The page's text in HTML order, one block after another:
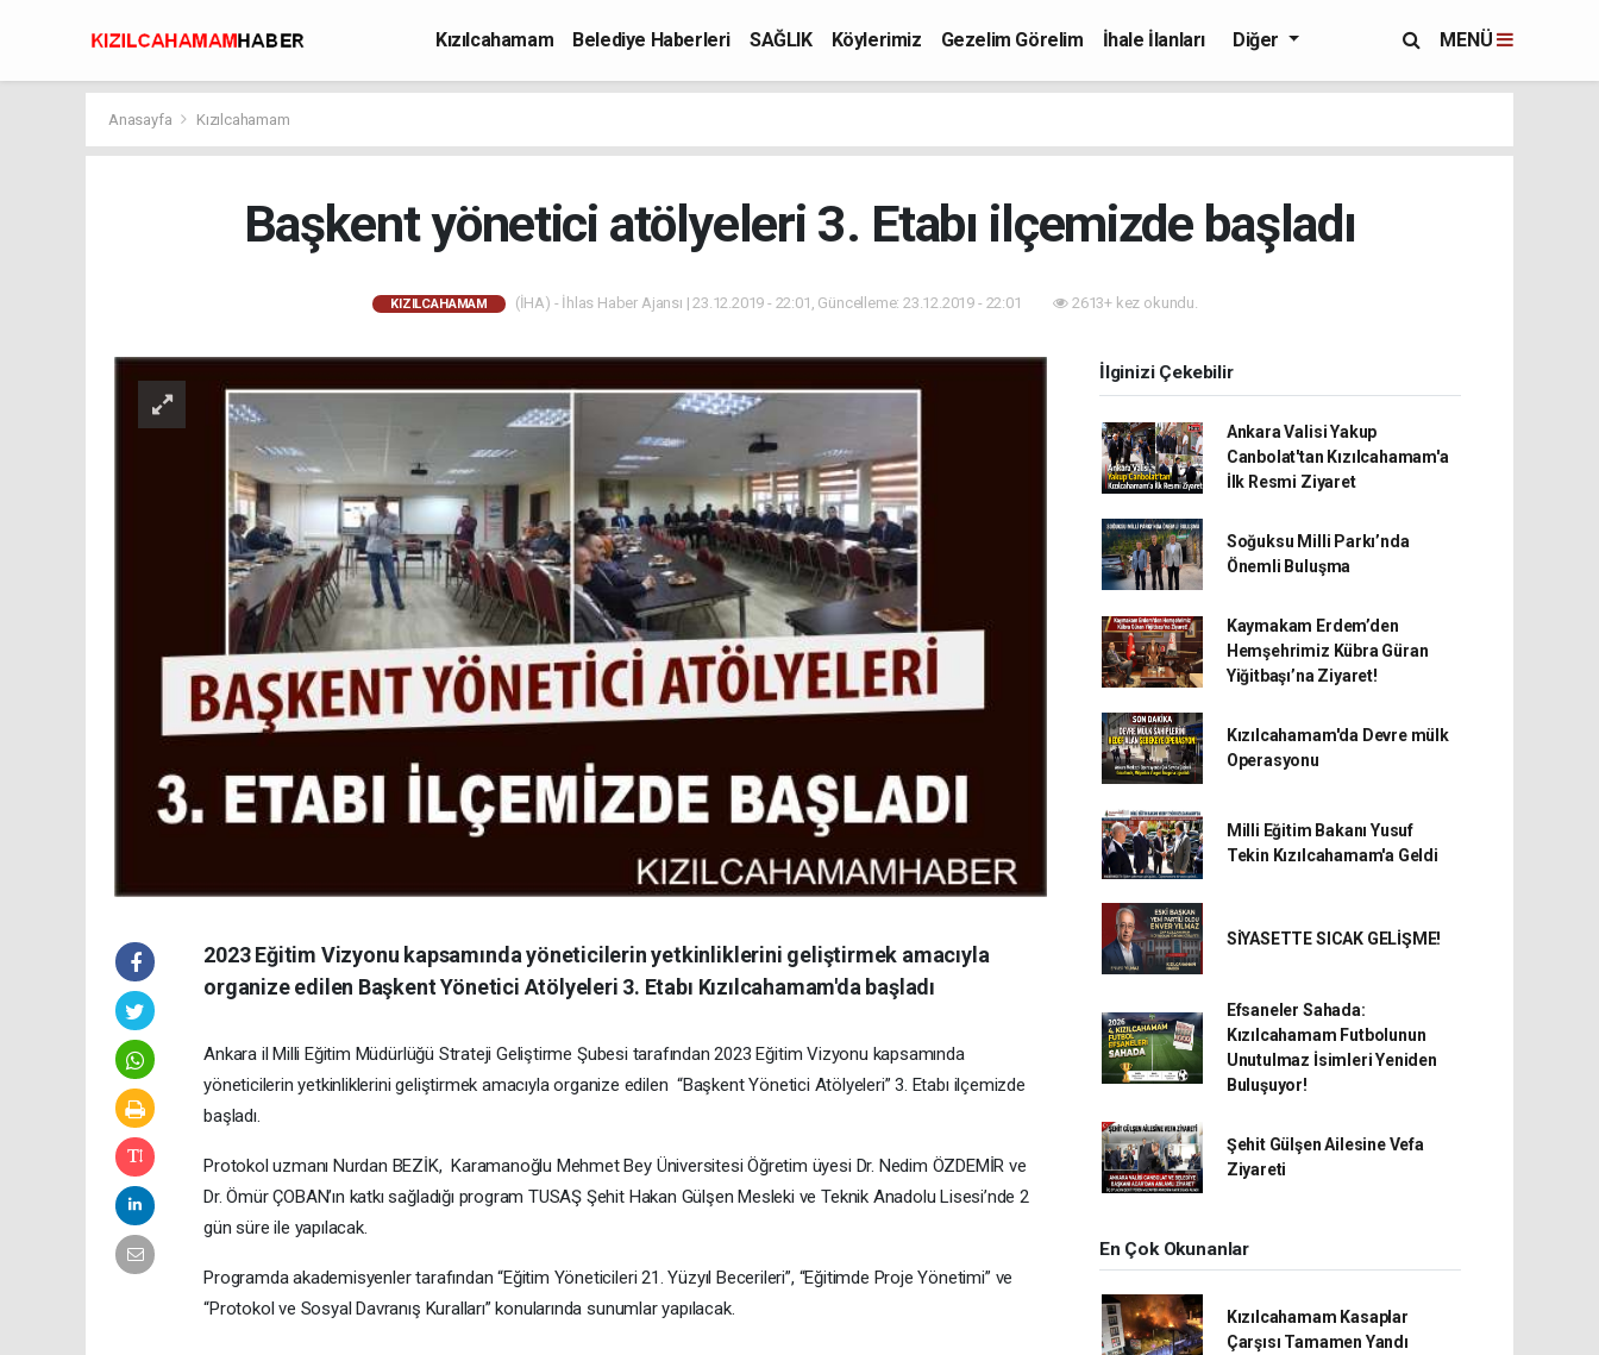
Kızılcahamam Belediye Haberleri SAĞLIK Köylerimiz Gezelim Görelim
İhale İlanları
Diğer MENÜ
Anasayfa Kızılcahamam
Başkent yönetici atölyeleri 3. Etabı ilçemizde başladı
KIZILCAHAMAM (İHA) - İhlas Haber Ajansı | 23.12.2019 - 22:01, Güncelleme: 23.12.2019 - 22:01 2613+ kez okundu.
2023 Eğitim Vizyonu kapsamında yöneticilerin yetkinliklerini geliştirmek amacıyla
organize edilen Başkent Yönetici Atölyeleri 3. Etabı Kızılcahamam'da başladı
Ankara il Milli Eğitim Müdürlüğü Strateji Geliştirme Şubesi tarafından 2023 Eğitim Vizyonu kapsamında
yöneticilerin yetkinliklerini geliştirmek amacıyla organize edilen “Başkent Yönetici Atölyeleri” 3. Etabı ilçemizde
başladı.
Protokol uzmanı Nurdan BEZİK, Karamanoğlu Mehmet Bey Üniversitesi Öğretim üyesi Dr. Nedim ÖZDEMİR ve
Dr. Ömür ÇOBAN’ın katkı sağladığı program TUSAŞ Şehit Hakan Gülşen Mesleki ve Teknik Anadolu Lisesi’nde 2
gün süre ile yapılacak.
Programda akademisyenler tarafından “Eğitim Yöneticileri 21. Yüzyıl Becerileri”, “Eğitimde Proje Yönetimi” ve
“Protokol ve Sosyal Davranış Kuralları” konularında sunumlar yapılacak.
İlginizi Çekebilir
Ankara Valisi Yakup
Canbolat'tan Kızılcahamam'a
İlk Resmi Ziyaret
Soğuksu Milli Parkı’nda
Önemli Buluşma
Kaymakam Erdem’den
Hemşehrimiz Kübra Güran
Yiğitbaşı’na Ziyaret!
Kızılcahamam'da Devre mülk
Operasyonu
Milli Eğitim Bakanı Yusuf
Tekin Kızılcahamam'a Geldi
SİYASETTE SICAK GELİŞME!
Efsaneler Sahada:
Kızılcahamam Futbolunun
Unutulmaz İsimleri Yeniden
Buluşuyor!
Şehit Gülşen Ailesine Vefa
Ziyareti
En Çok Okunanlar
Kızılcahamam Kasaplar
Çarşısı Tamamen Yandı